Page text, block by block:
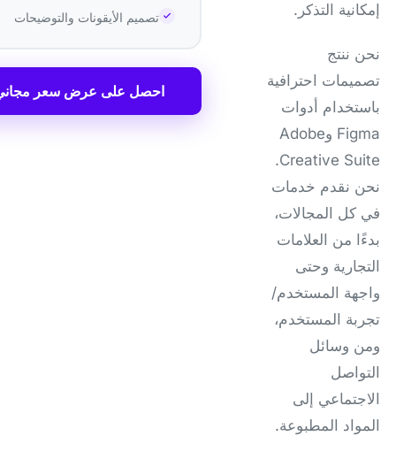
إمكانية التذكر.
نحن ننتج
تصميمات احترافية
باستخدام أدوات
Figma وAdobe
Creative Suite.
نحن نقدم خدمات
في كل المجالات،
بدءًا من العلامات
التجارية وحتى
واجهة المستخدم/
تجربة المستخدم،
ومن وسائل
التواصل
الاجتماعي إلى
المواد المطبوعة.
تصميم الأيقونات والتوضيحات
احصل على عرض سعر